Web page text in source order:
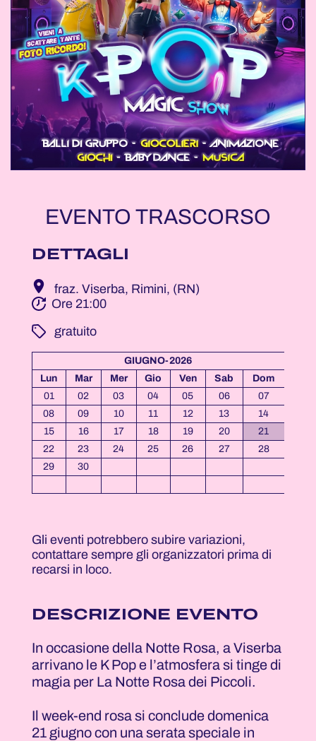
EVENTO TRASCORSO
DETTAGLI
fraz. Viserba, Rimini, (RN)
Ore 21:00
­ gratuito
GIUGNO-2026
Lun
Mar Mer Gio Ven Sab
Dom
01
02 03 04 05 06
07
08
09 10 11 12 13
14
15
16 17 18 19 20
21
22
23 24 25 26 27
28
29
30
Gli eventi potrebbero subire variazioni,
contattare sempre gli organizzatori prima di
recarsi in loco.
DESCRIZIONE EVENTO
In occasione della Notte Rosa, a Viserba
arrivano le K Pop e l’atmosfera si tinge di
magia per La Notte Rosa dei Piccoli.
Il week-end rosa si conclude domenica
21 giugno con una serata speciale in